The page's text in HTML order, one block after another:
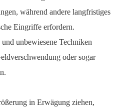
während andere langfristiges
Eingriffe erfordern.
unbewiesene Techniken
oder sogar
in Erwägung ziehen,